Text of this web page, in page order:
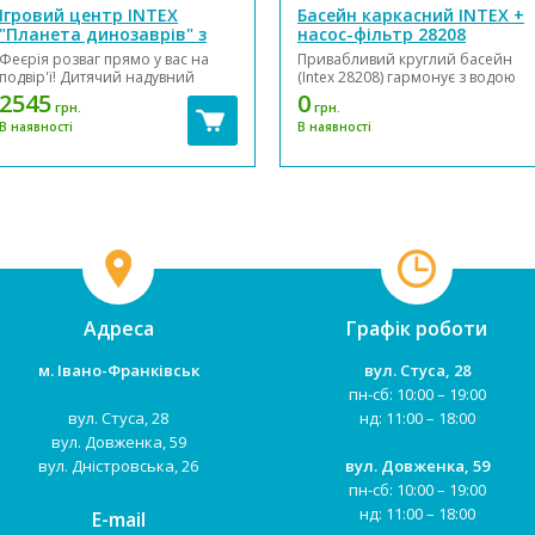
Ігровий центр INTEX
"Планета динозаврів" з
гіркою і душем в коробці
57135 р.333*229*112см
Феєрія розваг прямо у вас на
подвір'ї! Дитячий надувний
ігровий центр-басейн Intex 57135
"Планета динозаврів" неодмінно
сподобається дітям, адже вони
весело та активно,
2545 грн.
В наявності
Басейн каркасний INTEX +
насос-фільтр 28208
р.305*76см
Привабливий круглий басейн
(Intex 28208) гармонує з водою
синього кольору став
популярним в класі середніх
басейнів. Він швидко монтується.
з цинковим покриттям,
0 грн.
В наявності
Адреса
м. Івано-Франківськ
вул. Стуса, 28
вул. Довженка, 59
вул. Дністровська, 26
E-mail
Графік роботи
вул. Стуса, 28
пн-сб: 10:00 – 19:00
нд: 11:00 – 18:00
вул. Довженка, 59
пн-сб: 10:00 – 19:00
нд: 11:00 – 18:00